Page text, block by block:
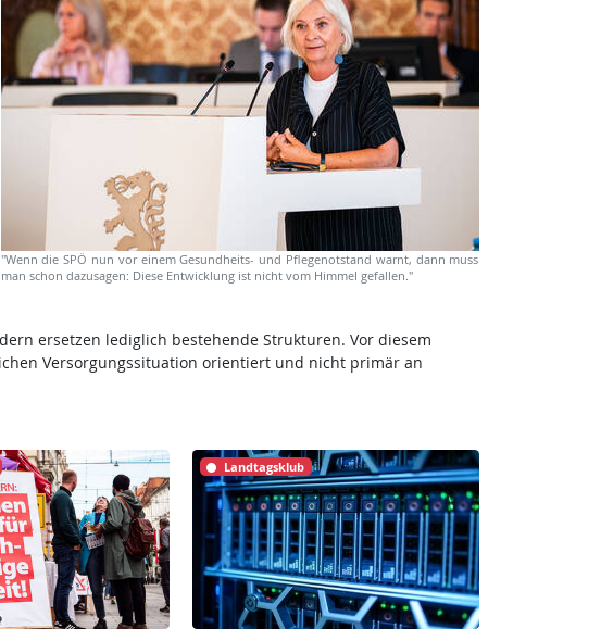
"Wenn die SPÖ nun vor einem Gesundheits- und Pflegenotstand warnt, dann muss
man schon dazusagen: Diese Entwicklung ist nicht vom Himmel gefallen."
ersetzen lediglich bestehende Strukturen. Vor diesem
Versorgungssituation orientiert und nicht primär an
Landtagsklub